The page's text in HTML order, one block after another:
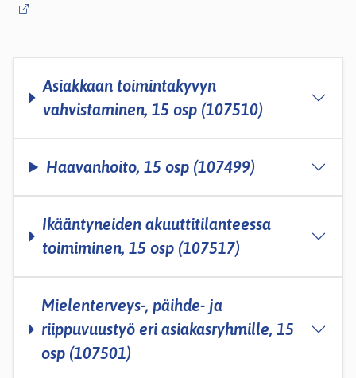
Asiakkaan toimintakyvyn
vahvistaminen, 15 osp (107510)
Haavanhoito, 15 osp (107499)
Ikääntyneiden akuuttitilanteessa
toimiminen, 15 osp (107517)
Mielenterveys-, päihde- ja
riippuvuustyö eri asiakasryhmille, 15
osp (107501)